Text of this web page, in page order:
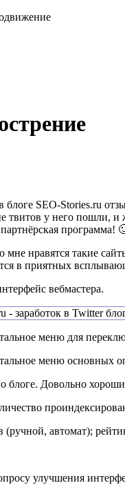
блоге SEO-Stories.ru
твитов у него пошли, и
программа!
мне нравятся такие
в приятных
вебмастера.
меню для
меню основных
блоге. Довольно
автомат);
улучшения